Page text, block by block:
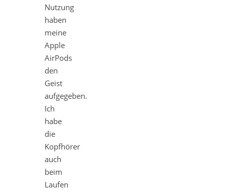
Nutzung
haben
meine
Apple
AirPods
den
Geist
aufgegeben.
Ich
habe
die
Kopfhörer
auch
beim
Laufen